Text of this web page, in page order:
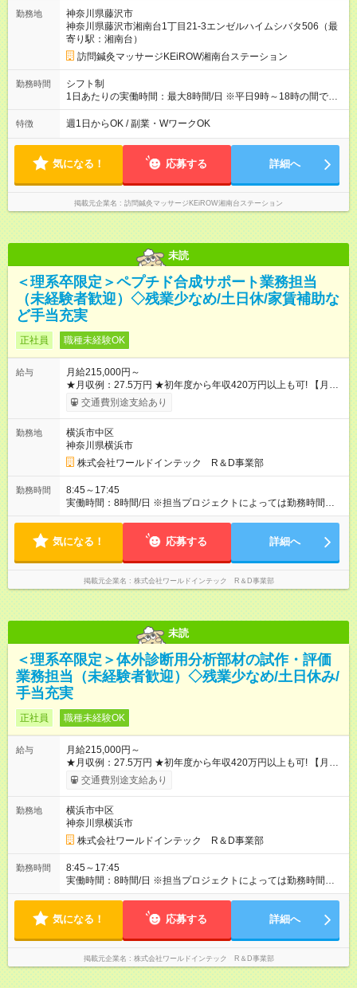
勤務地
神奈川県藤沢市
神奈川県藤沢市湘南台1丁目21-3エンゼルハイムシバタ506（最
寄り駅：湘南台）
訪問鍼灸マッサージKEiROW湘南台ステーション
勤務時間
シフト制
1日あたりの実働時間：最大8時間/日 ※平日9時～18時の間で、1
時間単位でご相談のうえ勤務日時を決定します。
特徴 週1日からOK / 副業・WワークOK
気になる！ 応募する 詳細へ
掲載元企業名 訪問鍼灸マッサージKEiROW湘南台ステーション
未読
＜理系卒限定＞ペプチド合成サポート業務担当
（未経験者歓迎）◇残業少なめ/土日休/家賃補助な
ど手当充実
正社員 職種未経験OK
給与
月給215,000円～
★月収例：27.5万円 ★初年度から年収420万円以上も可! 【月
給】21万5000円×12ヶ月 【家賃補助】6.7万円×12ヶ月 ※最大
【賞与】4ヶ月分（4.5ヶ月分の実績も!）
この収入が手堅く狙えます。資格手当の支給や、年2回分の帰省
費用全額負担も! ★あなたの頑張りを給与に反映！ 案件ごとでは
なく、スキルの向上・資格取得・社内試験の結果、配属先での
評価などを給与に反映。研究者としての努力がしっかり報われ
る体制です！ ※別途賞与年2回支給（昨年度実績は約3.8～4.5ヶ
月分）。 ※残業代は別途全額支給いたします。 ※年齢、スキ
あり 試用期間の長さ：3ヶ月 雇用形態、給与は本採用時と同じ
です。
交通費別途支給あり
勤務地
横浜市中区
神奈川県横浜市
株式会社ワールドインテック R＆D事業部
勤務時間
8:45～17:45
実働時間：8時間/日 ※担当プロジェクトによっては勤務時間が異
なる事もありますので、双方合意の上で決定いたします。 ※超
気になる！ 応募する 詳細へ
掲載元企業名 株式会社ワールドインテック R＆D事業部
未読
＜理系卒限定＞体外診断用分析部材の試作・評価
業務担当（未経験者歓迎）◇残業少なめ/土日休み/
手当充実
正社員 職種未経験OK
給与
月給215,000円～
★月収例：27.5万円 ★初年度から年収420万円以上も可! 【月
給】21万5000円×12ヶ月 【家賃補助】6.7万円×12ヶ月 ※最大
【賞与】4ヶ月分（4.5ヶ月分の実績も!）
この収入が手堅く狙えます。資格手当の支給や、年2回分の帰省
費用全額負担も! ★あなたの頑張りを給与に反映！ 案件ごとでは
なく、スキルの向上・資格取得・社内試験の結果、配属先での
評価などを給与に反映。研究者としての努力がしっかり報われ
る体制です！ ※別途賞与年2回支給（昨年度実績は約3.8～4.5ヶ
月分）。 ※残業代は別途全額支給いたします。 ※年齢、スキ
あり 試用期間の長さ：3ヶ月 雇用形態、給与は本採用時と同じ
です。
交通費別途支給あり
勤務地
横浜市中区
神奈川県横浜市
株式会社ワールドインテック R＆D事業部
勤務時間
8:45～17:45
実働時間：8時間/日 ※担当プロジェクトによっては勤務時間が異
なる事もありますので、双方合意の上で決定いたします。 ※超
気になる！ 応募する 詳細へ
掲載元企業名 株式会社ワールドインテック R＆D事業部